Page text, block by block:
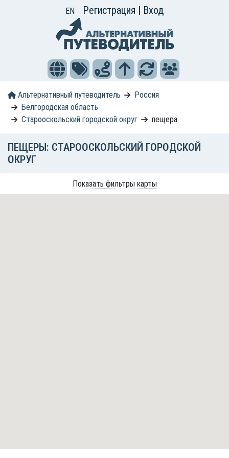
EN Регистрация | Вход
Альтернативный путеводитель
Россия
Белгородская область
Старооскольский городской округ
пещера
ПЕЩЕРЫ: СТАРООСКОЛЬСКИЙ ГОРОДСКОЙ
ОКРУГ
Показать фильтры карты